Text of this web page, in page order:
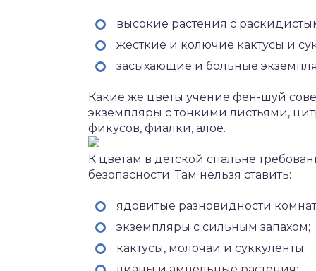
высокие растения с
жесткие и колючие кактусы и
засыхающие и больные
Какие же цветы учение фен-шуй
экземпляры с тонкими листьями,
фикусов, фиалки, алое.
К цветам в детской спальне
безопасности. Там нельзя ставить:
ядовитые разновидности
экземпляры с сильным запахом;
кактусы, молочаи и суккуленты;